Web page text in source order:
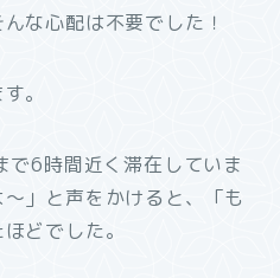
な心配は不要でした！
。
6時間近く滞在していま
」と声をかけると、「も
どでした。